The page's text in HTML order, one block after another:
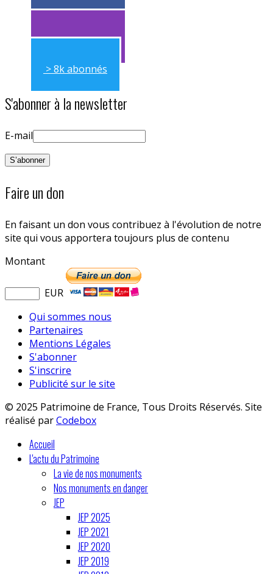
> 11k abonnés
> 11k abonnés
> 8k abonnés
S'abonner à la newsletter
E-mail
Faire un don
En faisant un don vous contribuez à l'évolution de notre
site qui vous apportera toujours plus de contenu
Montant
EUR
Qui sommes nous
Partenaires
Mentions Légales
S'abonner
S'inscrire
Publicité sur le site
© 2025 Patrimoine de France, Tous Droits Réservés. Site
réalisé parCodebox
Accueil
L'actu du Patrimoine
La vie de nos monuments
Nos monuments en danger
JEP
JEP 2025
JEP 2021
JEP 2020
JEP 2019